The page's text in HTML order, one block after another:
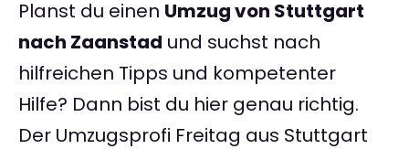
Planst du einen Umzug von Stuttgart
nach Zaanstad und suchst nach
hilfreichen Tipps und kompetenter
Hilfe? Dann bist du hier genau richtig.
Der Umzugsprofi Freitag aus Stuttgart